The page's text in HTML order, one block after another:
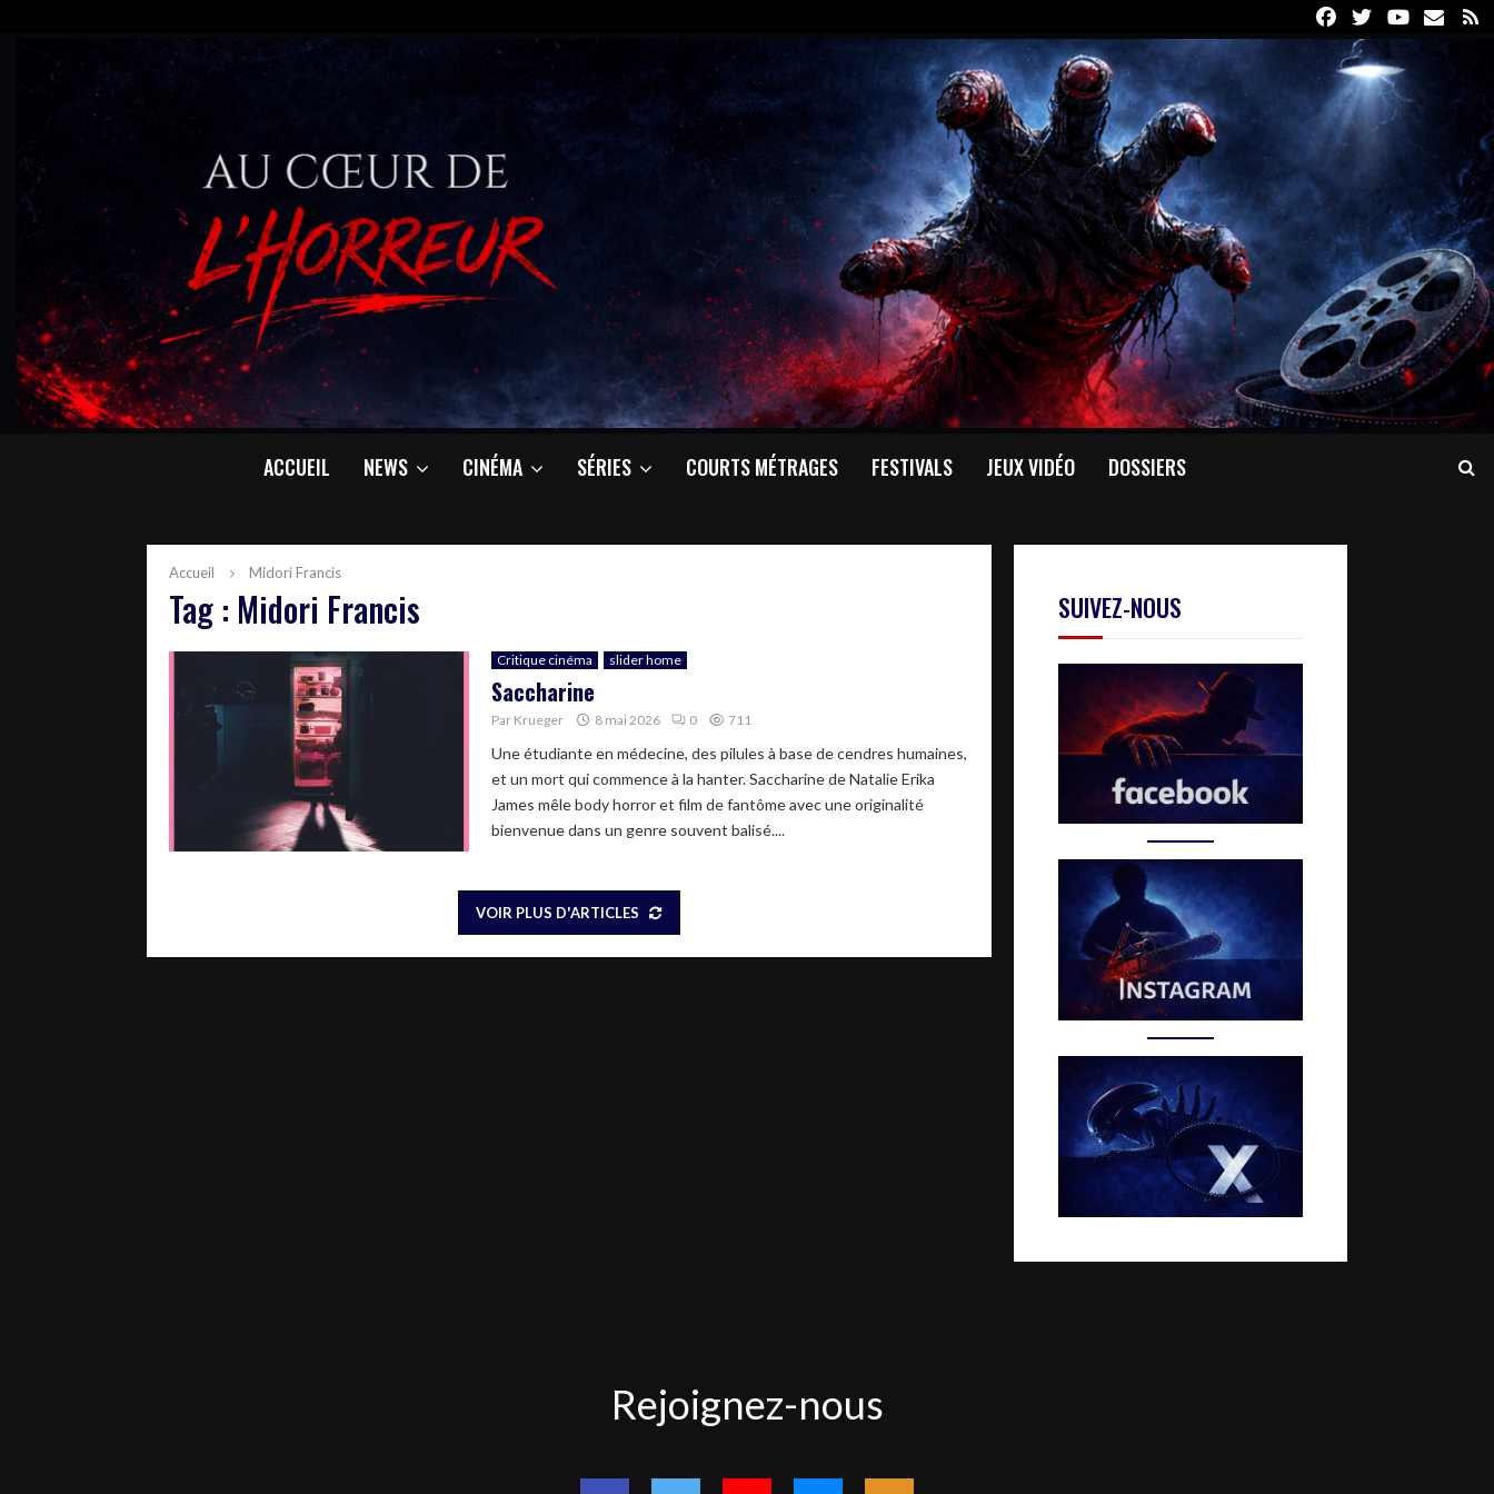
FacebookTwitterYoutube
Email
ACCUEIL NEWS CINÉMA SÉRIES COURTS MÉTRAGES FESTIVALS JEUX VIDÉO DOSSIERS
Accueil Midori Francis
Tag : Midori Francis
Critique cinéma slider home
Saccharine
Par Krueger 8 mai 2026 0 711
Une étudiante en médecine, des pilules à base de cendres humaines,
et un mort qui commence à la hanter. Saccharine de Natalie Erika
James mêle body horror et film de fantôme avec une originalité
bienvenue dans un genre souvent balisé....
VOIR PLUS D'ARTICLES
SUIVEZ-NOUS
nous
Rejoignez-nous